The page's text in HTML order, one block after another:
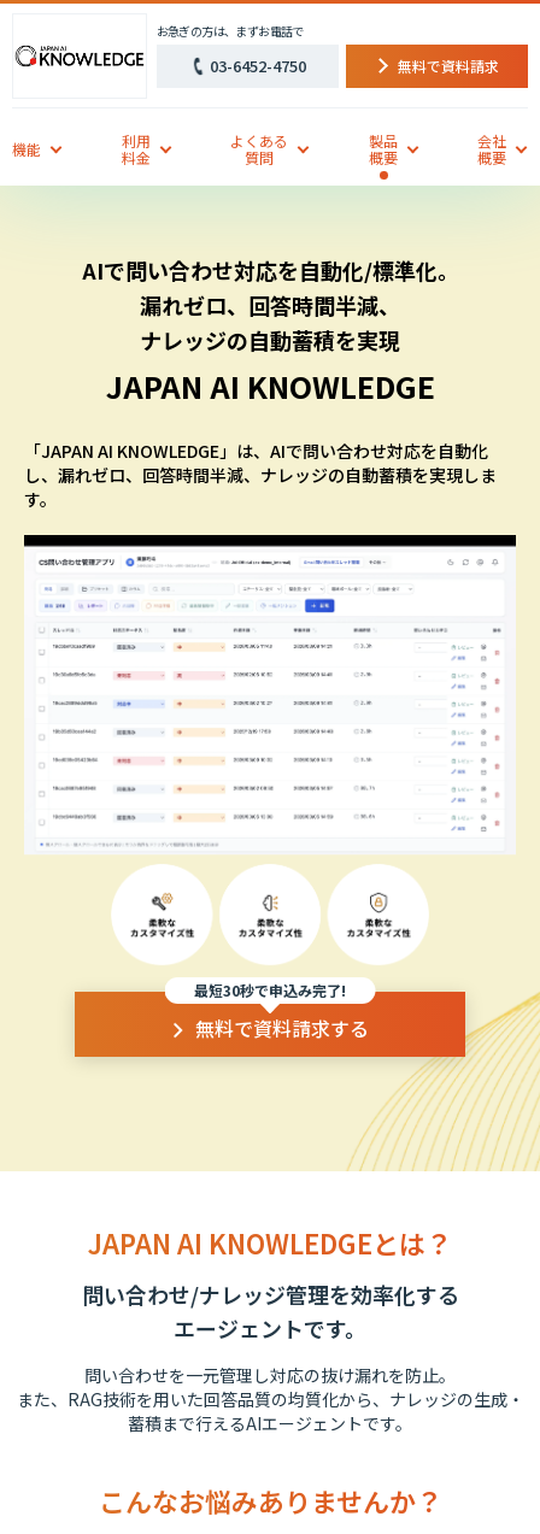
機能
利用
料金
よくある
質問
製品
概要
会社
概要
お急ぎの方は、まずお電話で
03-6452-4750 無料で資料請求
AIで問い合わせ対応を自動化/標準化。
漏れゼロ、回答時間半減、
ナレッジの自動蓄積を実現
JAPAN AI KNOWLEDGE
「JAPAN AI KNOWLEDGE」は、AIで問い合わせ対応を自動化
し、漏れゼロ、回答時間半減、ナレッジの自動蓄積を実現しま
す。
最短30秒で申込み完了!
無料で資料請求する
JAPAN AI KNOWLEDGEとは？
問い合わせ/ナレッジ管理を効率化する
エージェントです。
問い合わせを一元管理し対応の抜け漏れを防止。
また、RAG技術を用いた回答品質の均質化から、ナレッジの生成・
蓄積まで行えるAIエージェントです。
こんなお悩みありませんか？